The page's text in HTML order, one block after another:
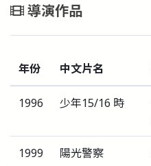
導演作品
年份 中文片名
1996 少年15/16 時
1999 陽光警察